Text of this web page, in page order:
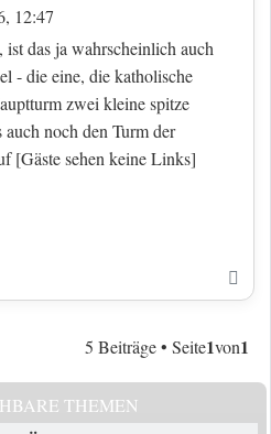
12:47
das ja wahrscheinlich auch
- die eine, die katholische
zwei kleine spitze
noch den Turm der
[Gäste sehen keine Links]
5 Beiträge • Seite1von1
THEMEN